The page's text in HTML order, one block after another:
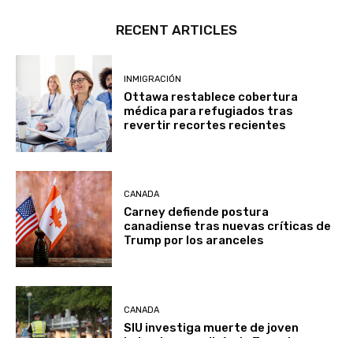
RECENT ARTICLES
INMIGRACIÓN
Ottawa restablece cobertura
médica para refugiados tras
revertir recortes recientes
CANADA
Carney defiende postura
canadiense tras nuevas críticas de
Trump por los aranceles
CANADA
SIU investiga muerte de joven